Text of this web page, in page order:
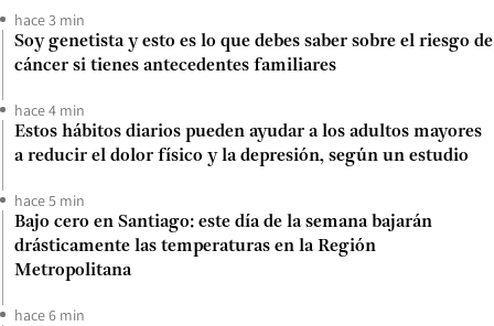
hace 3 min
Soy genetista y esto es lo que debes saber sobre el riesgo de
cáncer si tienes antecedentes familiares
hace 4 min
Estos hábitos diarios pueden ayudar a los adultos mayores
a reducir el dolor físico y la depresión, según un estudio
hace 5 min
Bajo cero en Santiago: este día de la semana bajarán
drásticamente las temperaturas en la Región
Metropolitana
hace 6 min